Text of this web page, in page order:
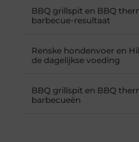
BBQ grillspit en BBQ
barbecue-resultaat
Renske hondenvoer en
de dagelijkse voeding
BBQ grillspit en BBQ
barbecueën